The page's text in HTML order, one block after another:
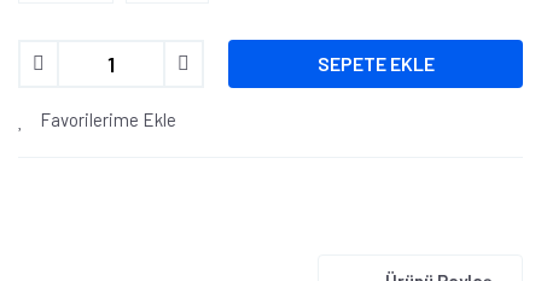
SEPETE EKLE
Favorilerime Ekle